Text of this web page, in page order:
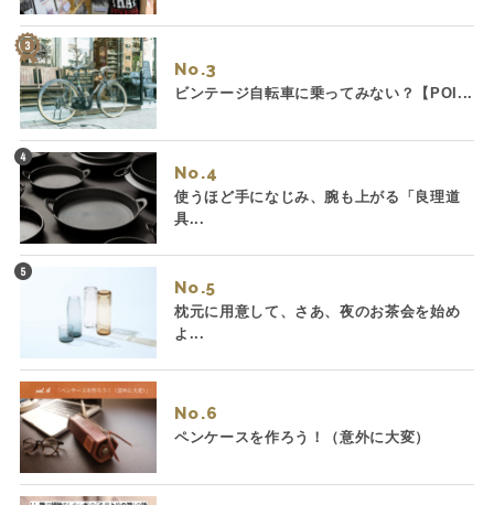
No.
ビンテージ自転車に乗ってみない？【POI...
No.
使うほど手になじみ、腕も上がる「良理道
具...
No.
枕元に用意して、さあ、夜のお茶会を始め
よ...
No.
ペンケースを作ろう！（意外に大変）